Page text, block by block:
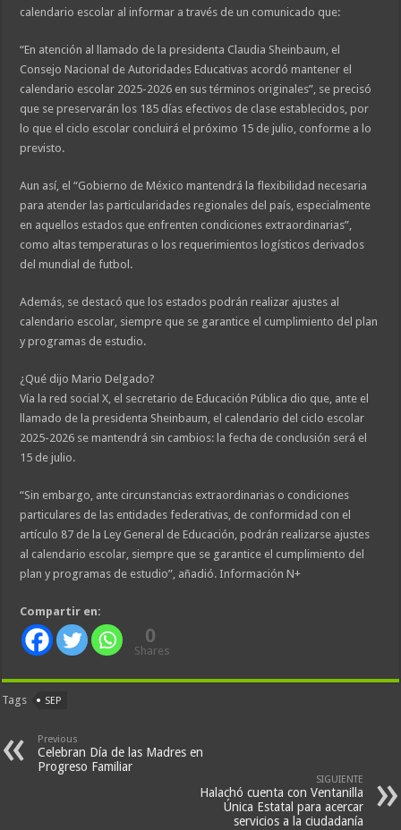
calendario escolar al informar a través de un comunicado que:
“En atención al llamado de la presidenta Claudia Sheinbaum, el
Consejo Nacional de Autoridades Educativas acordó mantener el
calendario escolar 2025-2026 en sus términos originales”, se precisó
que se preservarán los 185 días efectivos de clase establecidos, por
lo que el ciclo escolar concluirá el próximo 15 de julio, conforme a lo
previsto.
Aun así, el “Gobierno de México mantendrá la flexibilidad necesaria
para atender las particularidades regionales del país, especialmente
en aquellos estados que enfrenten condiciones extraordinarias”,
como altas temperaturas o los requerimientos logísticos derivados
del mundial de futbol.
Además, se destacó que los estados podrán realizar ajustes al
calendario escolar, siempre que se garantice el cumplimiento del plan
y programas de estudio.
¿Qué dijo Mario Delgado?
Vía la red social X, el secretario de Educación Pública dio que, ante el
llamado de la presidenta Sheinbaum, el calendario del ciclo escolar
2025-2026 se mantendrá sin cambios: la fecha de conclusión será el
15 de julio.
“Sin embargo, ante circunstancias extraordinarias o condiciones
particulares de las entidades federativas, de conformidad con el
artículo 87 de la Ley General de Educación, podrán realizarse ajustes
al calendario escolar, siempre que se garantice el cumplimiento del
plan y programas de estudio”, añadió. Información N+
Compartir en:
0
Shares
Tags SEP
Previous
Celebran Día de las Madres en
Progreso Familiar
SIGUIENTE
Halachó cuenta con Ventanilla
Única Estatal para acercar
servicios a la ciudadanía